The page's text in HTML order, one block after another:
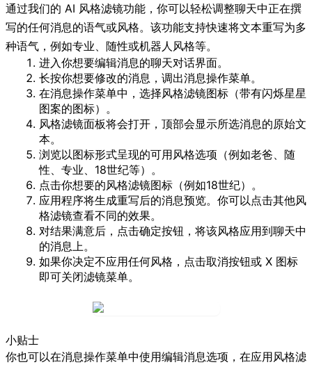
通过我们的 AI 风格滤镜功能，你可以轻松调整聊天中正在撰
写的任何消息的语气或风格。该功能支持快速将文本重写为多
种语气，例如专业、随性或机器人风格等。
进入你想要编辑消息的聊天对话界面。
长按你想要修改的消息，调出消息操作菜单。
在消息操作菜单中，选择风格滤镜图标（带有闪烁星星
图案的图标）。
风格滤镜面板将会打开，顶部会显示所选消息的原始文
本。
浏览以图标形式呈现的可用风格选项（例如老爸
随
性
专业 18世纪等）。
点击你想要的风格滤镜图标（例如18世纪）。
应用程序将生成重写后的消息预览。你可以点击其他风
格滤镜查看不同的效果。
对结果满意后，点击确定按钮，将该风格应用到聊天中
的消息上。
如果你决定不应用任何风格，点击取消按钮或 X 图标
即可关闭滤镜菜单。
小贴士
你也可以在消息操作菜单中使用编辑消息选项，在应用风格滤